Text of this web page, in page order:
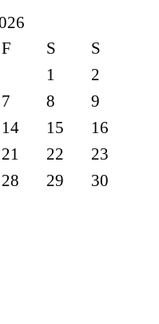
F S
S
1
2
7 8
9
14 15
16
21 22
23
28 29
30